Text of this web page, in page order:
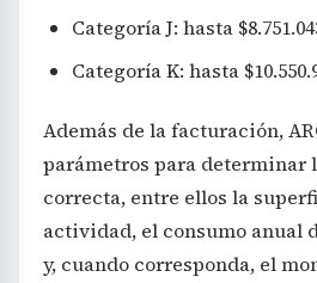
Categoría J: hasta
Categoría K: hasta
Además de la facturación,
parámetros para determinar
correcta, entre ellos la
actividad, el consumo anual
y, cuando corresponda, el